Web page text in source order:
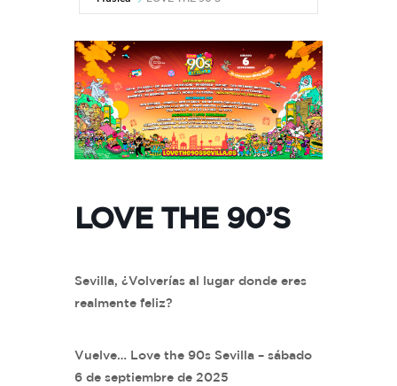
LOVE THE 90’S
Sevilla, ¿Volverías al lugar donde eres
realmente feliz?
Vuelve… Love the 90s Sevilla – sábado
6 de septiembre de 2025